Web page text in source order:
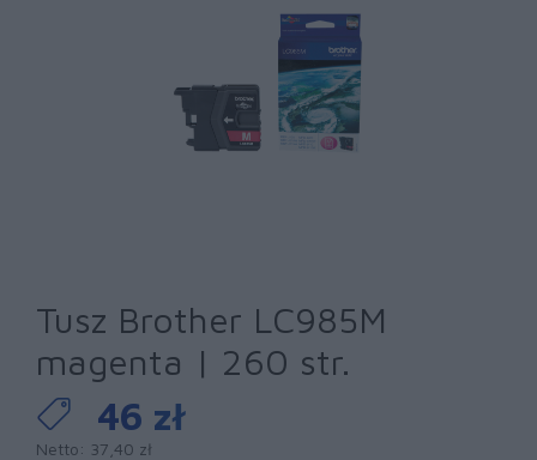
Tusz Brother LC985M
magenta | 260 str.
46 zł
Netto: 37,40 zł